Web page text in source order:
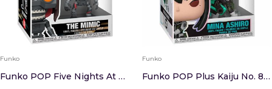
Funko
Funko POP Five Nights At Freddys The Mimic
Funko
Funko POP Plus Kaiju No. 8 Mina Ashiro 2083